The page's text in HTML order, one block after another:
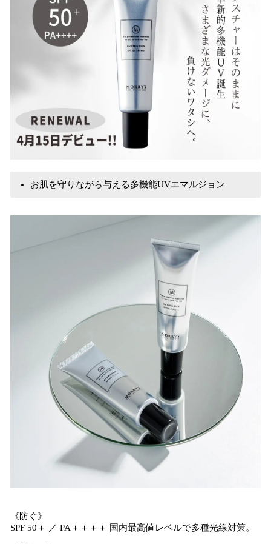
お肌を守りながら与える多機能UVエマルジョン
《防ぐ》
SPF 50＋ ／ PA＋＋＋＋ 国内最高値レベルで多種光線対策。